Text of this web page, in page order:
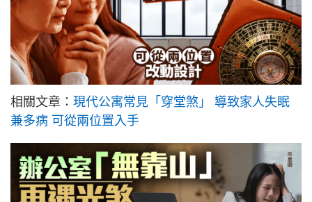
相關文章： 現代公寓常見「穿堂煞」 導致家人失眠
兼多病 可從兩位置入手